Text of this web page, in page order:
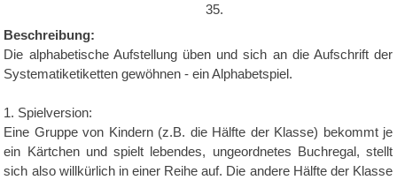
35.
Beschreibung:
Die alphabetische Aufstellung üben und sich an die Aufschrift der
Systematiketiketten gewöhnen - ein Alphabetspiel.
1. Spielversion:
Eine Gruppe von Kindern (z.B. die Hälfte der Klasse) bekommt je
ein Kärtchen und spielt lebendes, ungeordnetes Buchregal, stellt
sich also willkürlich in einer Reihe auf. Die andere Hälfte der Klasse